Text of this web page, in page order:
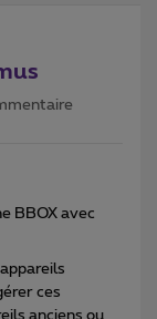
BBOX avec
ces
anciens ou